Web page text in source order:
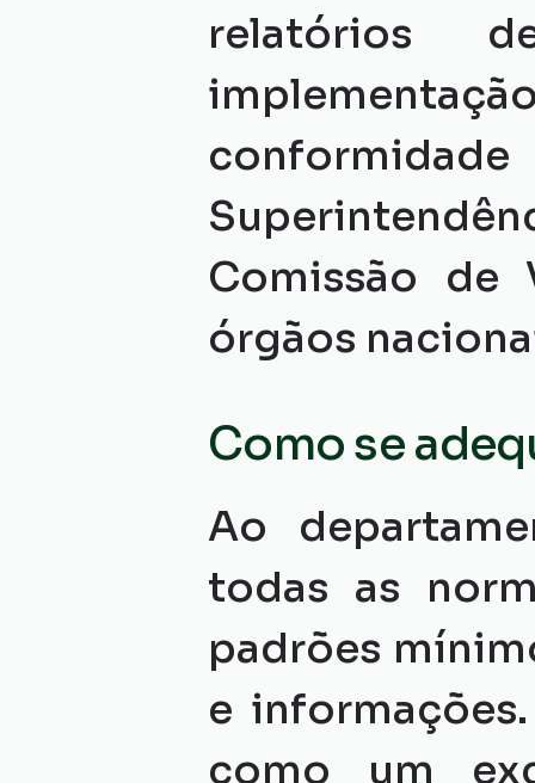
relatórios
Comissão de
órgãos
Como se
Ao
todas as
padrões
e
como um